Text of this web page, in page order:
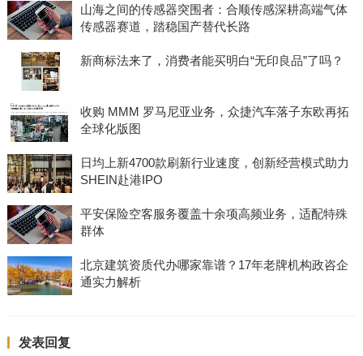
山海之间的传感器突围者：合顺传感深耕高端气体
传感器赛道，踏稳国产替代长路
新商标法来了，消费者能买明白“无印良品”了吗？
收购 MMM 罗马尼亚业务，众捷汽车落子东欧再拓
全球化版图
日均上新4700款刷新行业速度，创新经营模式助力
SHEIN赴港IPO
平安保险空客服务覆盖十余项高频业务，适配特殊
群体
北京建筑资质代办哪家靠谱？17年老牌机构政咨企
通实力解析
发表回复